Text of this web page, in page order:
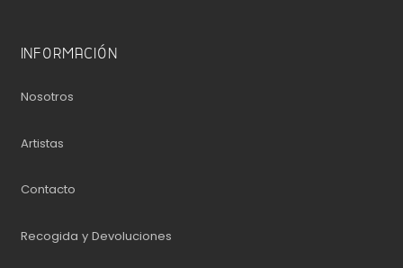
INFORMACIÓN
Nosotros
Artistas
Contacto
Recogida y Devoluciones